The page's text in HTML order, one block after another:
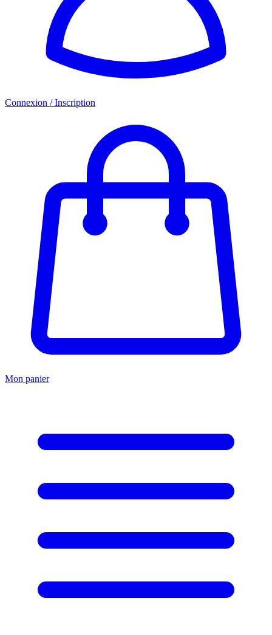
Connexion / Inscription
Mon panier